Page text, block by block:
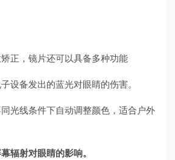
正，镜片还可以具备多种功能
设备发出的蓝光对眼睛的伤害。
光线条件下自动调整颜色，适合户外
辐射对眼睛的影响。